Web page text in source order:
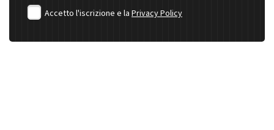
Accetto l'iscrizione e la Privacy Policy